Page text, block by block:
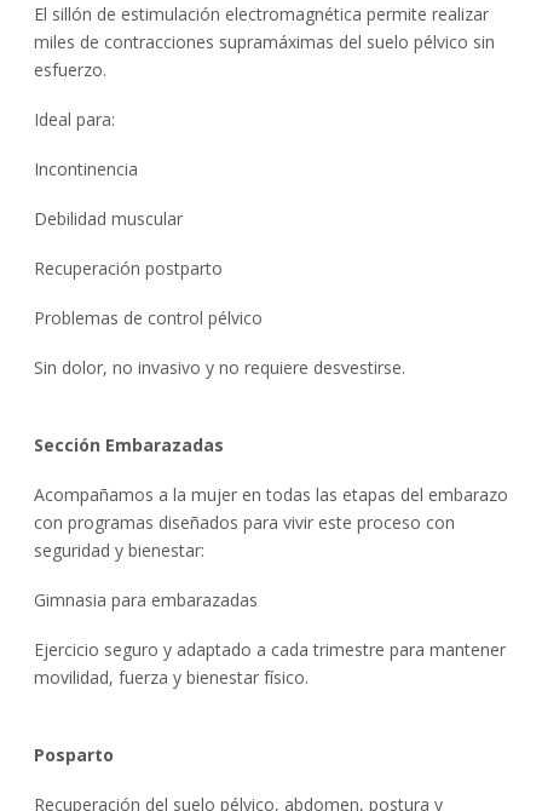
El sillón de estimulación electromagnética permite realizar
miles de contracciones supramáximas del suelo pélvico sin
esfuerzo.
Ideal para:
Incontinencia
Debilidad muscular
Recuperación postparto
Problemas de control pélvico
Sin dolor, no invasivo y no requiere desvestirse.
Sección Embarazadas
Acompañamos a la mujer en todas las etapas del embarazo
con programas diseñados para vivir este proceso con
seguridad y bienestar:
Gimnasia para embarazadas
Ejercicio seguro y adaptado a cada trimestre para mantener
movilidad, fuerza y bienestar físico.
Posparto
Recuperación del suelo pélvico, abdomen, postura y